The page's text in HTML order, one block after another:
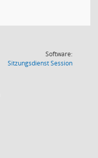
Software:
SitzungsdienstSession(Wird in